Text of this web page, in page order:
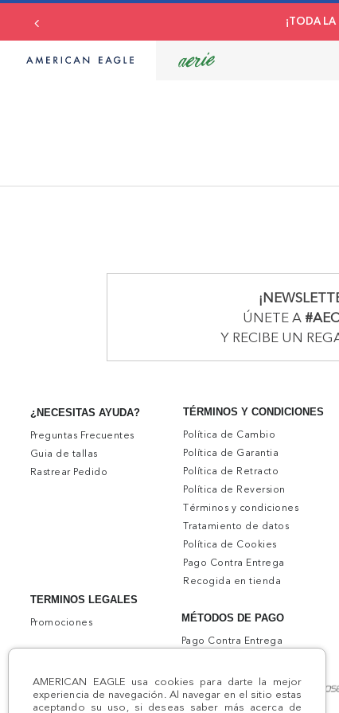
AMERICAN EAGLE usa cookies para darte la mejor
experiencia de navegación. Al navegar en el sitio estas
aceptando su uso, si deseas saber más acerca de
¡TODA
ÚNETE A
Y RECIBE UN
¿NECESITAS AYUDA?
Preguntas Frecuentes
Guia de tallas
Rastrear Pedido
TERMINOS LEGALES
Promociones
TÉRMINOS Y CONDICIONES
Política de Cambio
Política de Garantia
Política de Retracto
Política de Reversion
Términos y condiciones
Tratamiento de datos
Política de Cookies
Pago Contra Entrega
Recogida en tienda
MÉTODOS DE PAGO
Pago Contra Entrega